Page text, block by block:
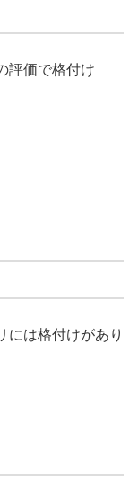
評価で格付け
には格付けがあり